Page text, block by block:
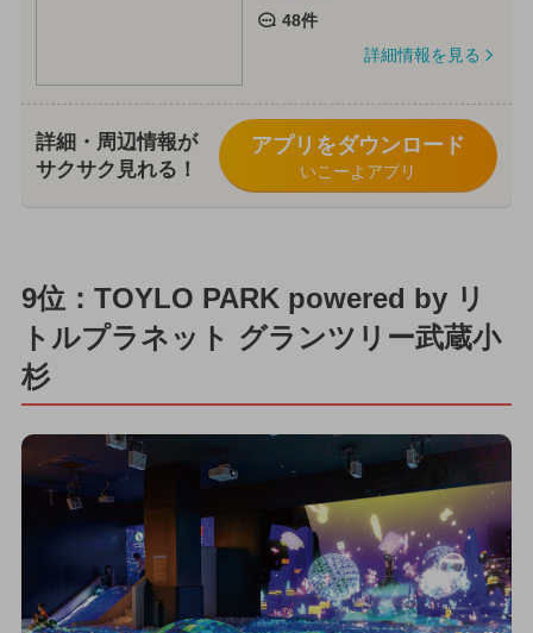
48件
詳細情報を見る
詳細・周辺情報が
サクサク見れる！
アプリをダウンロード
いこーよアプリ
9位：TOYLO PARK powered by リ
トルプラネット グランツリー武蔵小
杉